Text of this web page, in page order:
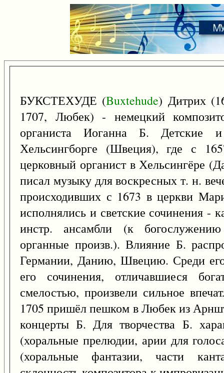
БУКСТЕХУДЕ (Buxtehude) Дитрих
1707, Любек) - немецкий
органиста Иоганна Б.
Хельсингборге (Швеция), где с
церковный органист в Хельсингёре
писал музыку для воскресных т. н.
происходивших с 1673 в церкви
исполнялись и светские сочинения -
инстр. ансамбли (к
органные произв.). Влияние Б.
Германии, Данию, Швецию. Среди
его сочинения, отличавшиеся
смелостью, произвели сильное
1705 пришёл пешком в Любек из
концерты Б. Для творчества Б.
(хоральные прелюдии, арии для
(хоральные фантазии, части